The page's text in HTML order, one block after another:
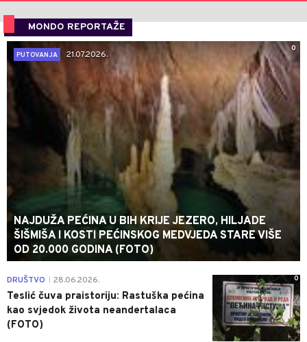
MONDO REPORTAŽE
0
PUTOVANJA
21.07.2026.
NAJDUŽA PEĆINA U BIH KRIJE JEZERO, HILJADE
ŠIŠMIŠA I KOSTI PEĆINSKOG MEDVJEDA STARE VIŠE
OD 20.000 GODINA (FOTO)
0
DRUŠTVO 28.06.2026.
Teslić čuva praistoriju: Rastuška pećina
kao svjedok života neandertalaca
(FOTO)